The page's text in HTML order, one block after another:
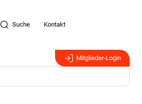
Suche Kontakt
Mitglieder-Login